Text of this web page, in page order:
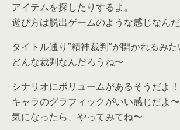
アイテムを探したりするよ。
遊び方は脱出ゲームのような感じなんだ
タイトル通り”精神裁判”が開かれるみた
どんな裁判なんだろうね〜
シナリオにボリュームがあるそうだよ！
キャラのグラフィックがいい感じだよ〜
気になったら、やってみてね〜